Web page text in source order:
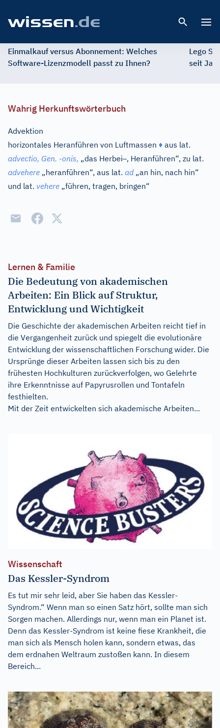
Einmalkauf versus Abonnement: Welches
Software-Lizenzmodell passt zu Ihnen?
Lego
seit
Wahrig Herkunftswörterbuch
Advektion
horizontales Heranführen von Luftmassen ♦ aus lat.
advectio, Gen. -onis, „das Herbei–, Heranführen“, zu lat.
advehere „heranführen“, aus lat. ad„an hin, nach hin“
und lat. vehere „führen, tragen, bringen“
Lernen & Familie
Die Bedeutung von akademischen
Arbeiten: Ein Blick auf Struktur,
Entwicklung und Wichtigkeit
Die Geschichte der akademischen Arbeiten reicht tief in
die Vergangenheit zurück und spiegelt die evolutionäre
Entwicklung der wissenschaftlichen Forschung wider. Die
Ursprünge dieser Arbeiten lassen sich bis zu den
frühesten Hochkulturen zurückverfolgen, wo Gelehrte
ihre Erkenntnisse auf Papyrusrollen und Tontafeln
festhielten.
Mit der Zeit entwickelten sich akademische Arbeiten...
Wissenschaft
Das Kessler-Syndrom
Es tut mir sehr leid, aber Sie haben das Kessler-
Syndrom.“ Wenn man so einen Satz hört, sollte man sich
Sorgen machen. Allerdings nur, wenn man ein Planet ist.
Denn das Kessler-Syndrom ist keine fiese Krankheit, die
man sich als Mensch holen kann, sondern etwas, das
dem erdnahen Weltraum zustoßen kann. In diesem
Bereich...